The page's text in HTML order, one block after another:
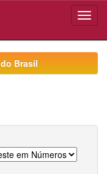
Brasil